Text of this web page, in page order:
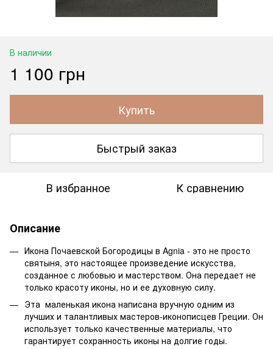
В наличии
1 100 грн
Купить
Быстрый заказ
В избранное К сравнению
Описание
Икона Почаевской Богородицы в Agnia - это не просто
святыня, это настоящее произведение искусства,
созданное с любовью и мастерством. Она передает не
только красоту иконы, но и ее духовную силу.
Эта маленькая икона написана вручную одним из
лучших и талантливых мастеров-иконописцев Греции. Он
использует только качественные материалы, что
гарантирует сохранность иконы на долгие годы.